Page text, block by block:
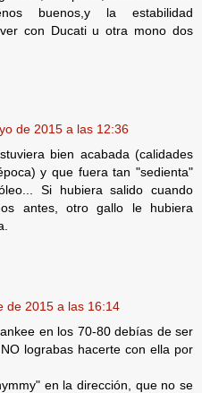
buenos,y la estabilidad
con Ducati u otra mono dos
de 2015 a las 12:36
bien acabada (calidades
y que fuera tan "sedienta"
Si hubiera salido cuando
antes, otro gallo le hubiera
de 2015 a las 16:14
en los 70-80 debías de ser
lograbas hacerte con ella por
en la dirección, que no se